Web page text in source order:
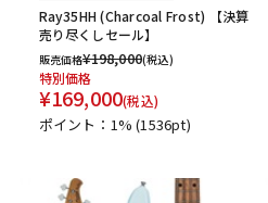
Ray35HH (Charcoal Frost) 【決算
売り尽くしセール】
販売価格¥198,000(税込)
特別価格
¥169,000(税込)
ポイント：1%(1536pt)